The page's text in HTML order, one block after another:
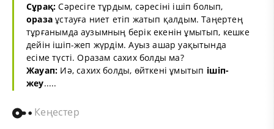
Сұрақ:Сәресіге тұрдым, сәресіні ішіп болып,
оразаұстауға ниет етіп жатып қалдым. Таңертең
тұрғанымда аузымның берік екенін ұмытып, кешке
дейін ішіп-жеп жүрдім. Ауыз ашар уақытында
есіме түсті. Оразам сахих болды ма?
Жауап: Иә, сахих болды, өйткені ұмытып ішіп-
жеу.....
Кеңестер